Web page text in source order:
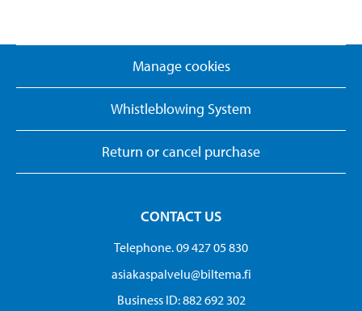
Manage cookies
Whistleblowing System
Return or cancel purchase
CONTACT US
Telephone. 09 427 05 830
asiakaspalvelu@biltema.fi
Business ID:​ 882 692 302